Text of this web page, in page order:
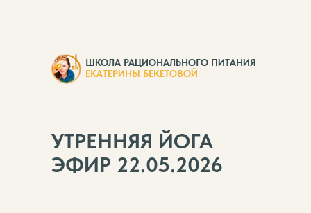
УТРЕННЯЯ ЙОГА
ЭФИР 22.05.2026
ШКОЛА РАЦИОНАЛЬНОГО ПИТАНИЯ
ЕКАТЕРИНЫ БЕКЕТОВОЙ